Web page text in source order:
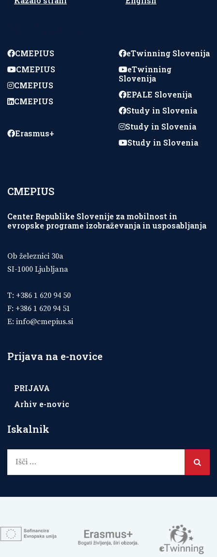
CMEPIUS
CMEPIUS
CMEPIUS
CMEPIUS
Erasmus+
eTwinning Slovenija
eTwinning
Slovenija
EPALE Slovenija
Study in Slovenia
Study in Slovenia
Study in Slovenia
CMEPIUS
Center Republike Slovenije za mobilnost in
evropske programe izobraževanja in usposabljanja
Ob železnici 30a
SI-1000 Ljubljana
T: +386 1 620 94 50
F: +386 1 620 94 51
E: info@cmepius.si
Prijava na e-novice
PRIJAVA
Arhiv e-novic
Iskalnik